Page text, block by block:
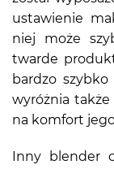
ustawienie
niej może
twarde
bardzo
wyróżnia także
na komfort
Inny blender